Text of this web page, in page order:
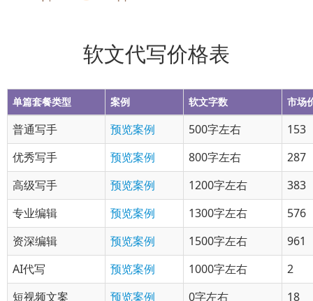
软文代写价格表
单篇套餐类型 案例 软文字数 市场
普通写手 预览案例 500字左右
153
优秀写手
预览案例 800字左右
287
高级写手
预览案例 1200字左右
383
专业编辑
预览案例 1300字左右
576
资深编辑
预览案例 1500字左右
961
AI代写
预览案例 1000字左右
2
短视频文案
预览案例 0字左右 18